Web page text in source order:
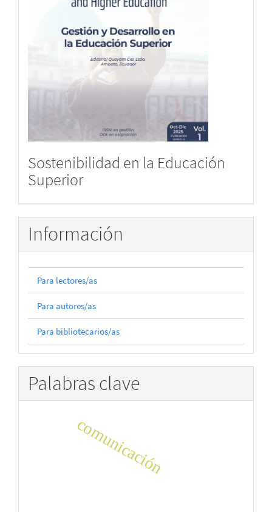
Sostenibilidad en la Educación
Superior
Información
Para lectores/as
Para autores/as
Para bibliotecarios/as
Palabras clave
comunicación